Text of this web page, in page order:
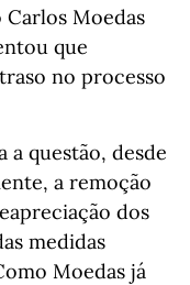
Moedas
que
no processo
a questão, desde
a remoção
dos
medidas
Moedas já